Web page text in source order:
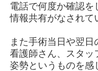
電話で何度か確認
情報共有がなされて
また手術当日や翌
看護師さん、スタッ
姿勢というものを